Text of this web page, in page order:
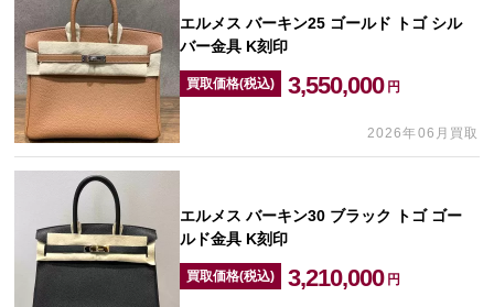
エルメス バーキン25 ゴールド トゴ シル
バー金具 K刻印
買取価格(税込) 3,550,000 円
2026年06月買取
エルメス バーキン30 ブラック トゴ ゴー
ルド金具 K刻印
買取価格(税込) 3,210,000 円